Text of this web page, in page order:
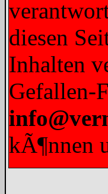
diesen
Inhalten
Gefallen-
kÃ¶nnen